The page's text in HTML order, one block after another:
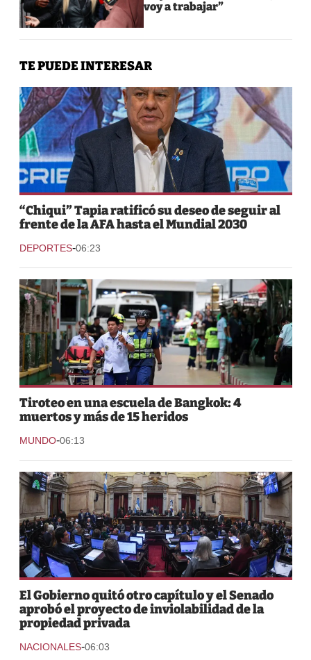
voy a trabajar”
TE PUEDE INTERESAR
“Chiqui” Tapia ratificó su deseo de seguir al
frente de la AFA hasta el Mundial 2030
DEPORTES-06:23
Tiroteo en una escuela de Bangkok: 4
muertos y más de 15 heridos
MUNDO-06:13
El Gobierno quitó otro capítulo y el Senado
aprobó el proyecto de inviolabilidad de la
propiedad privada
NACIONALES-06:03